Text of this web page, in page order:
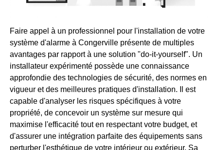
Faire appel à un professionnel pour l'installation de votre
système d'alarme à Congerville présente de multiples
avantages par rapport à une solution "do-it-yourself". Un
installateur expérimenté possède une connaissance
approfondie des technologies de sécurité, des normes en
vigueur et des meilleures pratiques d'installation. Il est
capable d'analyser les risques spécifiques à votre
propriété, de concevoir un système sur mesure qui
maximise l'efficacité tout en respectant votre budget, et
d'assurer une intégration parfaite des équipements sans
perturber l'esthétique de votre intérieur ou extérieur. Sa